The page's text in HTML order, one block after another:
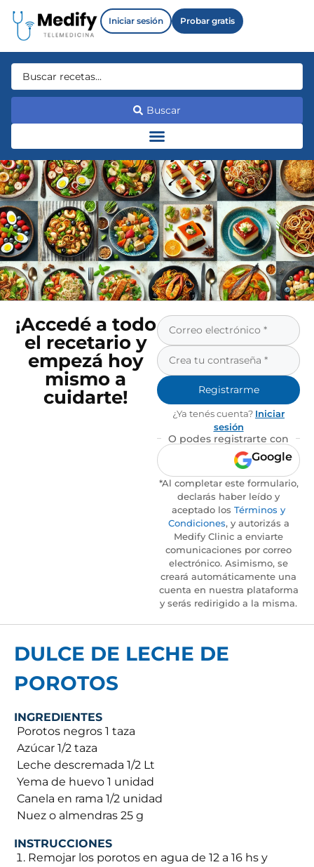
Iniciar sesión Probar gratis
Buscar
¡Accedé a todo
el recetario y
empezá hoy
mismo a
cuidarte!
Registrarme
¿Ya tenés cuenta? Iniciar
sesión
O podes registrarte con
Google
*Al completar este formulario,
declarás haber leído y
aceptado los Términos y
Condiciones, y autorizás a
Medify Clinic a enviarte
comunicaciones por correo
electrónico. Asimismo, se
creará automáticamente una
cuenta en nuestra plataforma
y serás redirigido a la misma.
DULCE DE LECHE DE
POROTOS
INGREDIENTES
 Porotos negros 1 taza
 Azúcar 1/2 taza
 Leche descremada 1/2 Lt
 Yema de huevo 1 unidad
 Canela en rama 1/2 unidad
 Nuez o almendras 25 g
INSTRUCCIONES
Remojar los porotos en agua de 12 a 16 hs y